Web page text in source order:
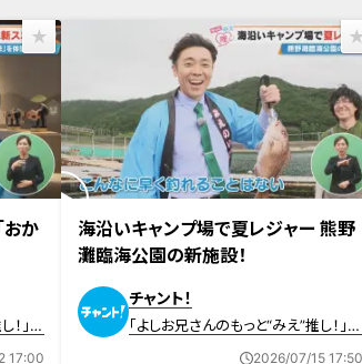
おか
！」動
17:00
海沿いキャンプ場で夏レジャー 熊野
灘臨海公園の新施設！
チャント！
「よしお兄さんのもっと“みえ”推し！」動
2026/07/15 17:50